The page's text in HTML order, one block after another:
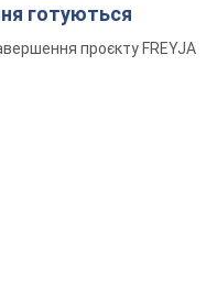
готуються
проєкту FREYJA